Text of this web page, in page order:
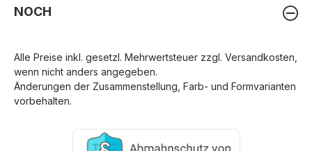
NOCH
Alle Preise inkl. gesetzl. Mehrwertsteuer zzgl. Versandkosten
wenn nicht anders angegeben.
Änderungen der Zusammenstellung, Farb- und Formvarianten
vorbehalten.